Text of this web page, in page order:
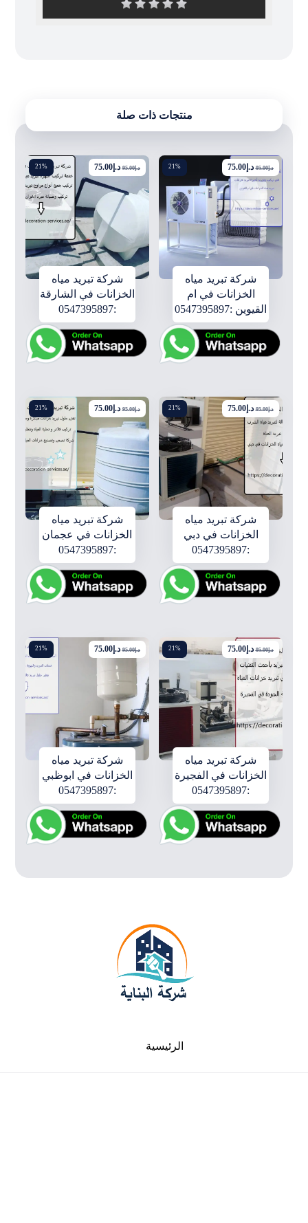
منتجات ذات صلة
21%
شركة تبريد مياه
الخزانات في ام
القيوين :0547395897
د.إ95.00 د.إ75.00
21%
شركة تبريد مياه
الخزانات في الشارقة
:0547395897
د.إ95.00 د.إ75.00
21%
شركة تبريد مياه
الخزانات في دبي
:0547395897
د.إ95.00 د.إ75.00
21%
شركة تبريد مياه
الخزانات في عجمان
:0547395897
د.إ95.00 د.إ75.00
21%
شركة تبريد مياه
الخزانات في الفجيرة
:0547395897
د.إ95.00 د.إ75.00
21%
شركة تبريد مياه
الخزانات في ابوظبي
:0547395897
د.إ95.00 د.إ75.00
الرئيسية